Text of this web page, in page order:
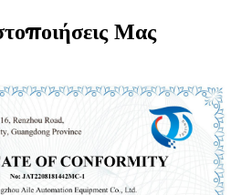
Μας